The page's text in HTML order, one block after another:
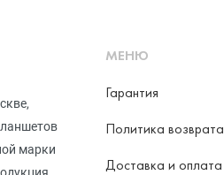
марки
МЕНЮ
Гарантия
Политика возврата
Доставка и оплата